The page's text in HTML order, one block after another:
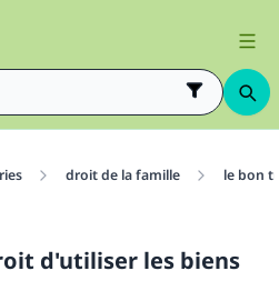
droit de la famille le bon
d'utiliser les biens